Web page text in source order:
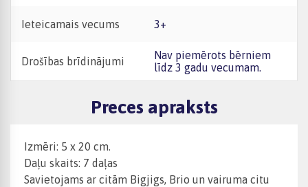
Ieteicamais vecums 3+
Drošības brīdinājumi
Nav piemērots bērniem
līdz 3 gadu vecumam.
Preces apraksts
Izmēri: 5 x 20 cm.
Daļu skaits: 7 daļas
Savietojams ar citām Bigjigs, Brio un vairuma citu